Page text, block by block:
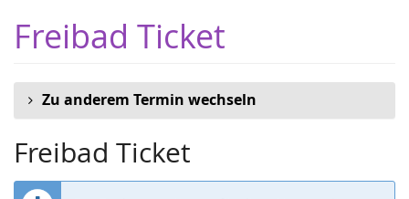
Haupt-
Inhalt
Freibad Ticket
Zu anderem Termin wechseln
Freibad Ticket